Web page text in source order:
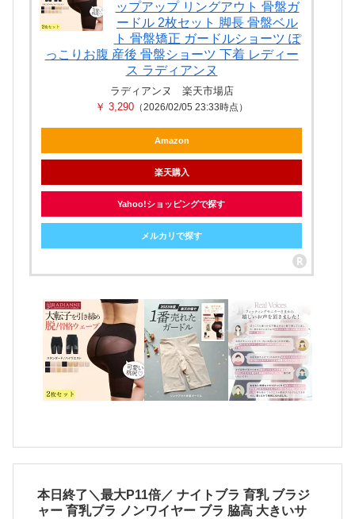
ップアップ リングアウト 骨盤ガ
ードル 2枚セット 脚長 骨盤ベル
ト 骨盤矯正 ガードルショーツ ぽ
っこりお腹 産後 骨盤ショーツ 下着 レディー
ス ラディアンヌ
ラディアンヌ 楽天市場店
￥ 3,290 （2026/02/05 23:33時点）
Amazon
楽天購入
Yahoo!ショッピングで探す
メルカリで探す
本日終了＼最大P11倍／ ナイトブラ 育乳 ブラジ
ャー 育乳ブラ ノンワイヤー ブラ 脇高 大きいサ